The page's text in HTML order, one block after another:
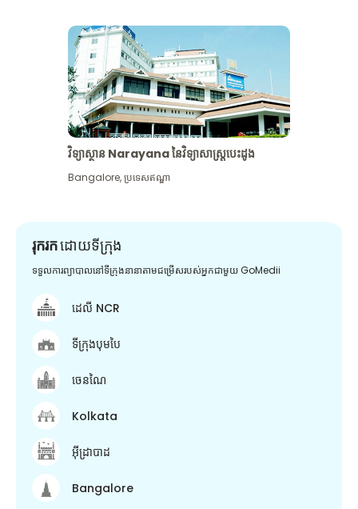
វិទ្យាស្ថាន Narayana នៃវិទ្យាសាស្រ្តបេះដូង
Bangalore,ប្រទេសឥណ្ឌា
រុករកដោយទីក្រុង
ទទួលការព្យាបាលនៅទីក្រុងនានាតាមជម្រើសរបស់អ្នកជាមួយ GoMedii
ដេលី NCR
ទីក្រុងបុមបៃ
ចេនណៃ
Kolkata
អ៊ីដ្រាបាដ
Bangalore